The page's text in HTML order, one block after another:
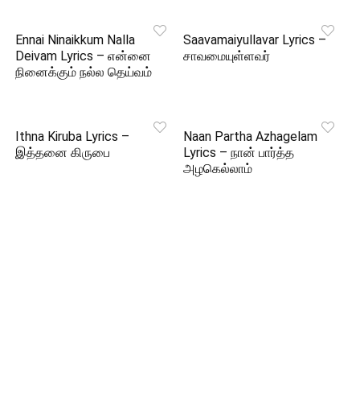
Ennai Ninaikkum Nalla
Deivam Lyrics – என்னை
நினைக்கும் நல்ல தெய்வம்
Saavamaiyullavar Lyrics –
சாவமையுள்ளவர்
Ithna Kiruba Lyrics –
இத்தனை கிருபை
Naan Partha Azhagelam
Lyrics – நான் பார்த்த
அழகெல்லாம்